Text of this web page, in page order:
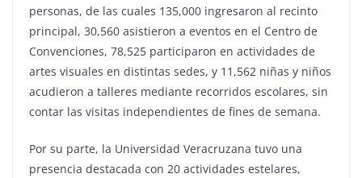
personas, de las cuales 135,000 ingresaron al recinto
principal, 30,560 asistieron a eventos en el Centro de
Convenciones, 78,525 participaron en actividades de
artes visuales en distintas sedes, y 11,562 niñas y niños
acudieron a talleres mediante recorridos escolares, sin
contar las visitas independientes de fines de semana.
Por su parte, la Universidad Veracruzana tuvo una
presencia destacada con 20 actividades estelares,